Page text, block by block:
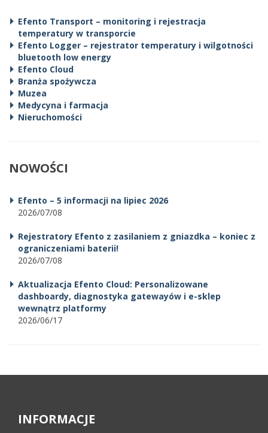
Efento Transport – monitoring i rejestracja
temperatury w transporcie
Efento Logger – rejestrator temperatury i wilgotności
bluetooth low energy
Efento Cloud
Branża spożywcza
Muzea
Medycyna i farmacja
Nieruchomości
NOWOŚCI
Efento – 5 informacji na lipiec 2026
2026/07/08
Rejestratory Efento z zasilaniem z gniazdka – koniec z
ograniczeniami baterii!
2026/07/08
Aktualizacja Efento Cloud: Personalizowane
dashboardy, diagnostyka gatewayów i e-sklep
wewnątrz platformy
2026/06/17
INFORMACJE